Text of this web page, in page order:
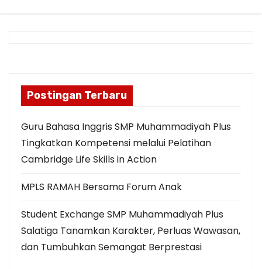
Postingan Terbaru
Guru Bahasa Inggris SMP Muhammadiyah Plus
Tingkatkan Kompetensi melalui Pelatihan
Cambridge Life Skills in Action
MPLS RAMAH Bersama Forum Anak
Student Exchange SMP Muhammadiyah Plus
Salatiga Tanamkan Karakter, Perluas Wawasan,
dan Tumbuhkan Semangat Berprestasi